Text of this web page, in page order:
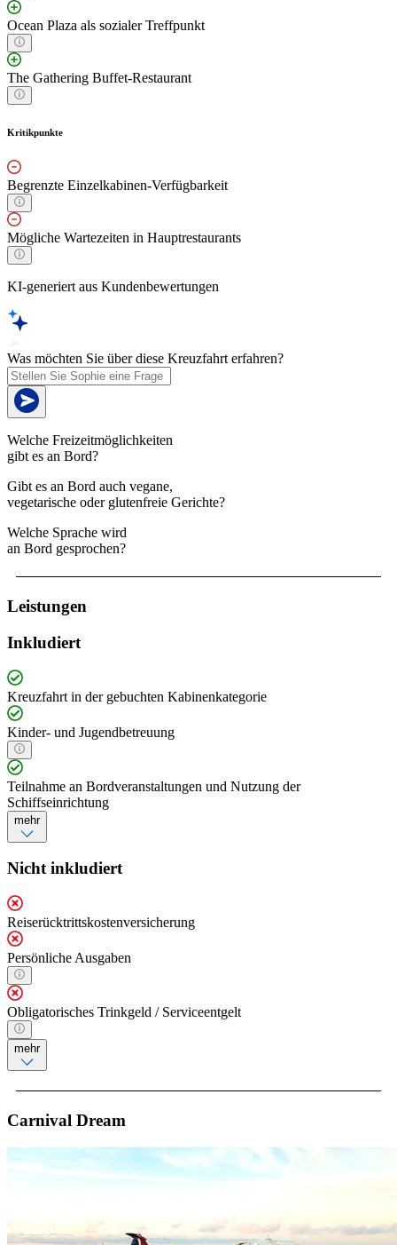
Ocean Plaza als sozialer Treffpunkt
The Gathering Buffet-Restaurant
Kritikpunkte
Begrenzte Einzelkabinen-Verfügbarkeit
Mögliche Wartezeiten in Hauptrestaurants
KI-generiert aus Kundenbewertungen
Was möchten Sie über diese Kreuzfahrt erfahren?
Welche Freizeitmöglichkeiten
gibt es an Bord?
Gibt es an Bord auch vegane,
vegetarische oder glutenfreie Gerichte?
Welche Sprache wird
an Bord gesprochen?
Leistungen
Inkludiert
Kreuzfahrt in der gebuchten Kabinenkategorie
Kinder- und Jugendbetreuung
Teilnahme an Bordveranstaltungen und Nutzung der
Schiffseinrichtung
mehr
Nicht inkludiert
Reiserücktrittskostenversicherung
Persönliche Ausgaben
Obligatorisches Trinkgeld / Serviceentgelt
mehr
Carnival Dream